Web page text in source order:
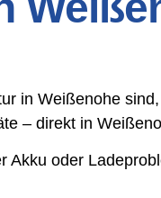
in Weißenohe
– direkt in
oder